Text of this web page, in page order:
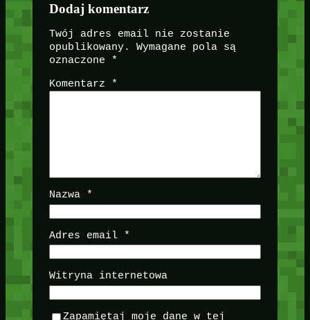
Dodaj komentarz
Twój adres email nie zostanie
opublikowany.
Wymagane pola są
oznaczone
*
Komentarz *
Nazwa *
Adres email *
Witryna internetowa
Zapamiętaj moje dane w tej